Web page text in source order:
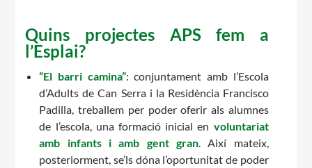
Quins projectes APS fem a
l’Esplai?
“El barri camina”: conjuntament amb l’Escola
d’Adults de Can Serra i la Residència Francisco
Padilla, treballem per poder oferir als alumnes
de l’escola, una formació inicial en voluntariat
amb infants i amb gent gran. Així mateix,
posteriorment, se’ls dóna l’oportunitat de poder
CONEIX FUNDESPLAI